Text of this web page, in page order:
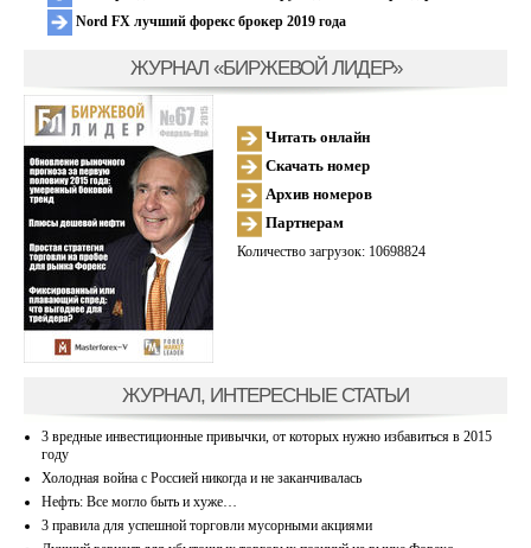
Nord FX лучший форекс брокер 2019 года
ЖУРНАЛ «БИРЖЕВОЙ ЛИДЕР»
Читать онлайн
Скачать номер
Архив номеров
Партнерам
Количество загрузок: 10698824
ЖУРНАЛ, ИНТЕРЕСНЫЕ СТАТЬИ
3 вредные инвестиционные привычки, от которых нужно избавиться в 2015
году
Холодная война с Россией никогда и не заканчивалась
Нефть: Все могло быть и хуже…
3 правила для успешной торговли мусорными акциями